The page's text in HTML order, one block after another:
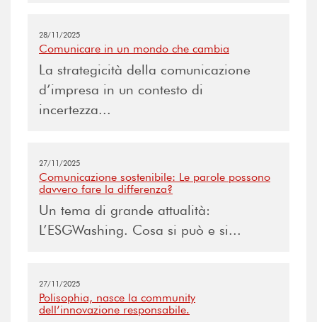
28/11/2025
Comunicare in un mondo che cambia
La strategicità della comunicazione
d’impresa in un contesto di
incertezza...
27/11/2025
Comunicazione sostenibile: Le parole possono
davvero fare la differenza?
Un tema di grande attualità:
L’ESGWashing. Cosa si può e si...
27/11/2025
Polisophia, nasce la community
dell’innovazione responsabile.